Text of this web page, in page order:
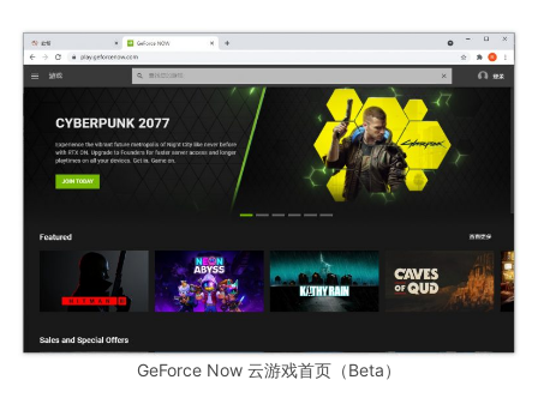
GeForce Now 云游戏首页（Beta）